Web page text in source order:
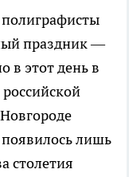
праздник —
в этот день в
лишь
столетия